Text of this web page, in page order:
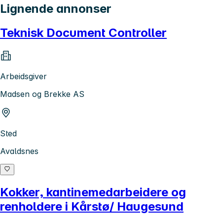
Lignende annonser
Teknisk Document Controller
Arbeidsgiver
Madsen og Brekke AS
Sted
Avaldsnes
Kokker, kantinemedarbeidere og
renholdere i Kårstø/ Haugesund